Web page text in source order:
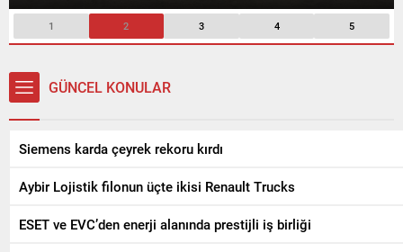
1 2 3 4 5
GÜNCEL KONULAR
Siemens karda çeyrek rekoru kırdı
Aybir Lojistik filonun üçte ikisi Renault Trucks
ESET ve EVC’den enerji alanında prestijli iş birliği